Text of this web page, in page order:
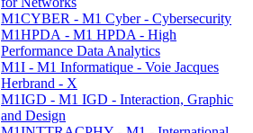
M1CYBER - M1 Cyber - Cybersecurity
M1HPDA - M1 HPDA - High
Performance Data Analytics
M1I - M1 Informatique - Voie Jacques
Herbrand - X
M1IGD - M1 IGD - Interaction, Graphic
and Design